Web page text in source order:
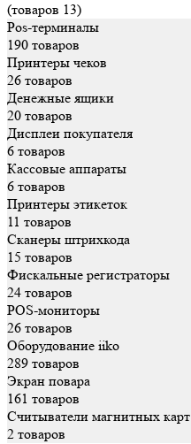
(товаров 13)
Pos-терминалы
190 товаров
Принтеры чеков
26 товаров
Денежные ящики
20 товаров
Дисплеи покупателя
6 товаров
Кассовые аппараты
6 товаров
Принтеры этикеток
11 товаров
Сканеры штрихкода
15 товаров
Фискальные регистраторы
24 товаров
POS-мониторы
26 товаров
Оборудование iiko
289 товаров
Экран повара
161 товаров
Считыватели магнитных карт
2 товаров